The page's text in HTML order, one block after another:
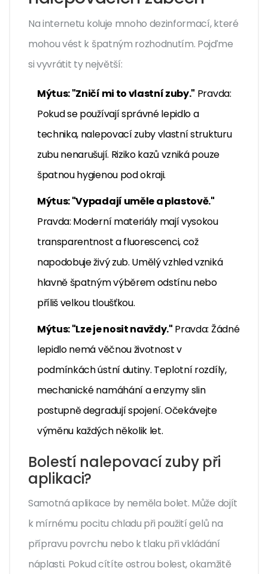
Na internetu koluje mnoho dezinformací, které
mohou vést k špatným rozhodnutím. Pojďme
si vyvrátit ty největší:
Mýtus: "Zničí mi to vlastní zuby." Pravda:
Pokud se používají správné lepidlo a
technika, nalepovací zuby vlastní strukturu
zubu nenarušují. Riziko kazů vzniká pouze
špatnou hygienou pod okraji.
Mýtus: "Vypadají uměle a plastově."
Pravda: Moderní materiály mají vysokou
transparentnost a fluorescenci, což
napodobuje živý zub. Umělý vzhled vzniká
hlavně špatným výběrem odstínu nebo
příliš velkou tloušťkou.
Mýtus: "Lze je nosit navždy." Pravda: Žádné
lepidlo nemá věčnou životnost v
podmínkách ústní dutiny. Teplotní rozdíly,
mechanické namáhání a enzymy slin
postupně degradují spojení. Očekávejte
výměnu každých několik let.
Bolestí nalepovací zuby při
aplikaci?
Samotná aplikace by neměla bolet. Může dojít
k mírnému pocitu chladu při použití gelů na
přípravu povrchu nebo k tlaku při vkládání
náplasti. Pokud cítíte ostrou bolest, okamžitě